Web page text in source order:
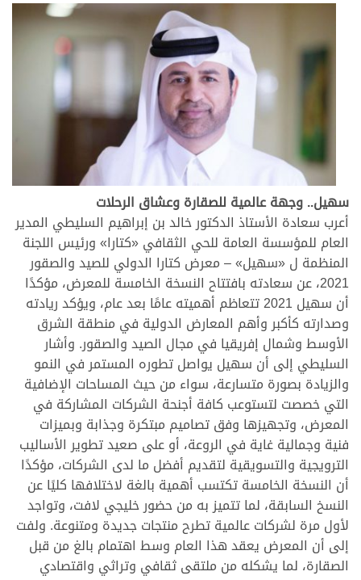
سهيل.. وجهة عالمية للصقارة وعشاق الرحلات
أعرب سعادة الأستاذ الدكتور خالد بن إبراهيم السليطي المدير
العام للمؤسسة العامة للحي الثقافي «كتارا» ورئيس اللجنة
المنظمة ل «سهيل» – معرض كتارا الدولي للصيد والصقور
2021، عن سعادته بافتتاح النسخة الخامسة للمعرض، مؤكدًا
أن سهيل 2021 تتعاظم أهميته عامًا بعد عام، ويؤكد ريادته
وصدارته كأكبر وأهم المعارض الدولية في منطقة الشرق
الأوسط وشمال إفريقيا في مجال الصيد والصقور. وأشار
السليطي إلى أن سهيل يواصل تطوره المستمر في النمو
والزيادة بصورة متسارعة، سواء من حيث المساحات الإضافية
التي خصصت لتستوعب كافة أجنحة الشركات المشاركة في
المعرض، وتجهيزها وفق تصاميم مبتكرة وجذابة وبميزات
فنية وجمالية غاية في الروعة، أو على صعيد تطوير الأساليب
الترويجية والتسويقية لتقديم أفضل ما لدى الشركات، مؤكدًا
أن النسخة الخامسة تكتسب أهمية بالغة لاختلافها كليًا عن
النسخ السابقة، لما تتميز به من حضور خليجي لافت، وتواجد
لأول مرة لشركات عالمية تطرح منتجات جديدة ومتنوعة. ولفت
إلى أن المعرض يعقد هذا العام وسط اهتمام بالغ من قبل
الصقارة، لما يشكله من ملتقى ثقافي وتراثي واقتصادي